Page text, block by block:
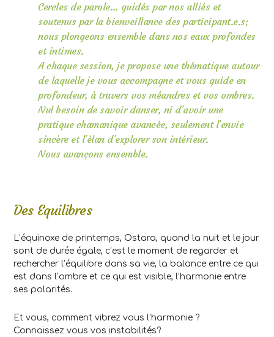
Cercles de parole… guidés par nos alliés et
soutenus par la bienveillance des participant.e.s;
nous plongeons ensemble dans nos eaux profondes
et intimes.
A chaque session, je propose une thématique autour
de laquelle je vous accompagne et vous guide en
profondeur, à travers vos méandres et vos ombres.
Nul besoin de savoir danser, ni d’avoir une
pratique chamanique avancée, seulement l’envie
sincère et l’élan d’explorer son intérieur.
Nous avançons ensemble.
Des Equilibres
L’équinoxe de printemps, Ostara, quand la nuit et le jour
sont de durée égale, c’est le moment de regarder et
rechercher l’équilibre dans sa vie, la balance entre ce qui
est dans l’ombre et ce qui est visible, l’harmonie entre
ses polarités.
Et vous, comment vibrez vous l’harmonie ?
Connaissez vous vos instabilités?